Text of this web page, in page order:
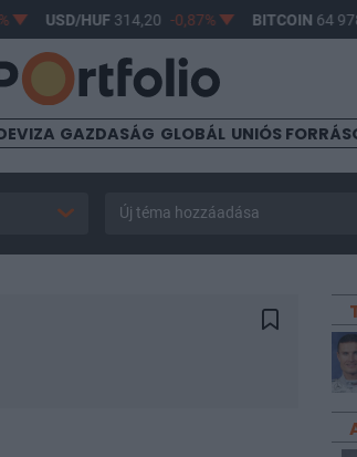
USD/HUF314,20 -0,87% BITCOIN64
GAZDASÁG GLOBÁL UNIÓS
Új téma hozzáadása